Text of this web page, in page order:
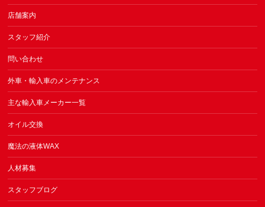
店舗案内
スタッフ紹介
問い合わせ
外車・輸入車のメンテナンス
主な輸入車メーカー一覧
オイル交換
魔法の液体WAX
人材募集
スタッフブログ